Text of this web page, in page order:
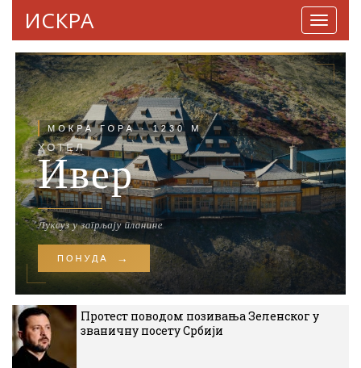
ИСКРА
Протест поводом позивања Зеленског у
званичну посету Србији